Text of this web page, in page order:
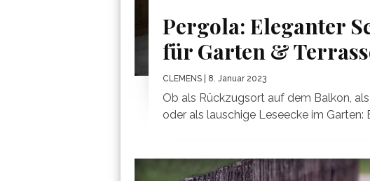
Pergola: Eleganter
für Garten &
CLEMENS | 8. Januar 2023
Ob als Rückzugsort auf dem Balkon,
oder als lauschige Leseecke im Garten: